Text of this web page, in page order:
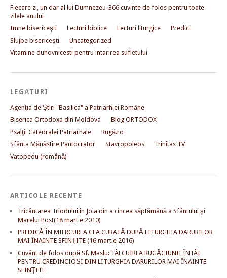
Fiecare zi, un dar al lui Dumnezeu-366 cuvinte de folos pentru toate
zilele anului
Imne bisericeşti
Lecturi biblice Lecturi liturgice
Predici
Slujbe bisericeşti
Uncategorized
Vitamine duhovnicesti pentru intarirea sufletului
LEGĂTURI
Agenţia de Ştiri "Basilica" a Patriarhiei Române
Biserica Ortodoxa din Moldova
Blog ORTODOX
Psalţii Catedralei Patriarhale
Rugă.ro
Sfânta Mănăstire Pantocrator
Stavropoleos
Trinitas TV
Vatopedu (română)
ARTICOLE RECENTE
Tricântarea Triodului în Joia din a cincea săptămână a Sfântului şi
Marelui Post(18 martie 2010)
PREDICĂ ÎN MIERCUREA CEA CURATĂ DUPĂ LITURGHIA DARURILOR
MAI ÎNAINTE SFINŢITE (16 martie 2016)
Cuvânt de folos după Sf. Maslu: TÂLCUIREA RUGĂCIUNII ÎNTÂI
PENTRU CREDINCIOŞI DIN LITURGHIA DARURILOR MAI ÎNAINTE
SFINŢITE